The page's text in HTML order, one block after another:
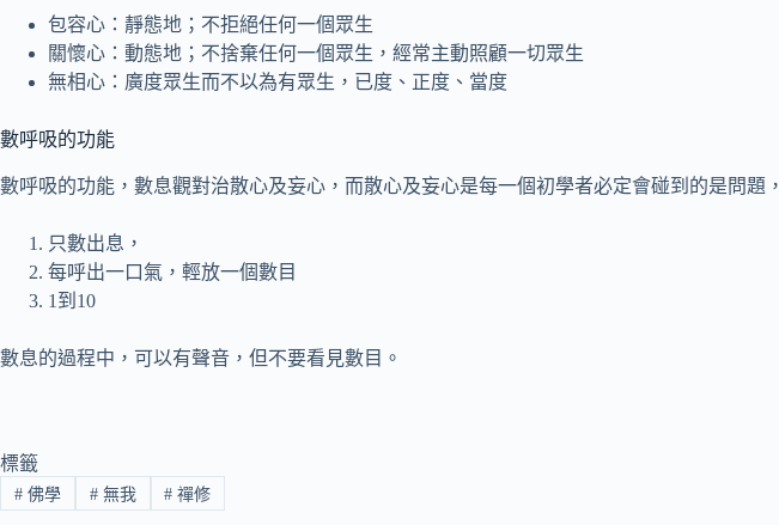
包容心：靜態地；不拒絕任何一個眾生
關懷心：動態地；不捨棄任何一個眾生，經常主動照顧一切眾生
無相心：廣度眾生而不以為有眾生，已度、正度、當度
數呼吸的功能
數呼吸的功能，數息觀對治散心及妄心，而散心及妄心是每一個初學者必定會碰到的是問題，
只數出息，
每呼出一口氣，輕放一個數目
1到10
數息的過程中，可以有聲音，但不要看見數目。
標籤
#佛學 #無我 # 禪修